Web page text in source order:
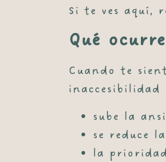
Si te ves aquí,
Qué
Cuando te
inaccesibilidad
sube la
se reduce
la